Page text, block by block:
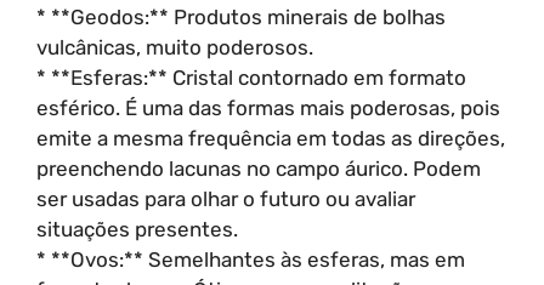
* **Geodos:** Produtos minerais de bolhas
vulcânicas, muito poderosos.
* **Esferas:** Cristal contornado em formato
esférico. É uma das formas mais poderosas, pois
emite a mesma frequência em todas as direções,
preenchendo lacunas no campo áurico. Podem
ser usadas para olhar o futuro ou avaliar
situações presentes.
* **Ovos:** Semelhantes às esferas, mas em